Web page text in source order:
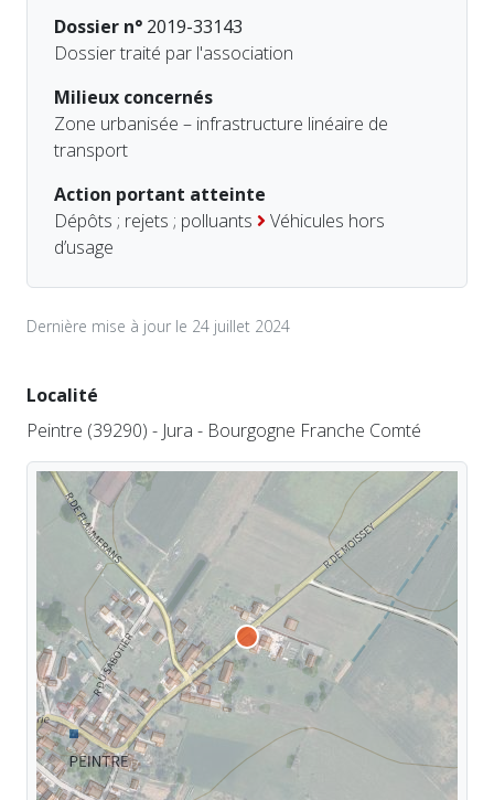
Dossier n° 2019-33143
Dossier traité par l'association
Milieux concernés
Zone urbanisée – infrastructure linéaire de
transport
Action portant atteinte
Dépôts ; rejets ; polluants
Véhicules hors
d’usage
Dernière mise à jour le 24 juillet 2024
Localité
Peintre (39290) - Jura - Bourgogne Franche Comté